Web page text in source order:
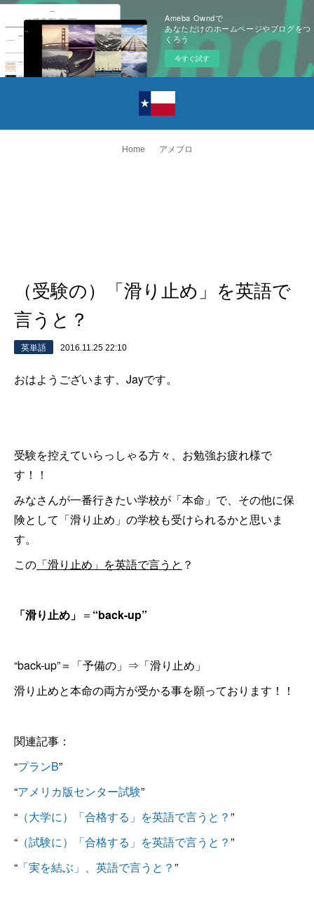
Ameba Owndで
あなただけのホームページやブログをつ
くろう
今すぐ試す
Home アメブロ
（受験の）「滑り止め」を英語で
言うと？
英単語 2016.11.25 22:10
おはようございます、Jayです。
受験を控えていらっしゃる方々、お勉強お疲れ様で
す！！
みなさんが一番行きたい学校が「本命」で、その他に保
険として「滑り止め」の学校も受けられるかと思いま
す。
この 「滑り止め」を英語で言うと ？
「滑り止め」 ＝ “back-up”
“back-up”＝「予備の」⇒「滑り止め」
滑り止めと本命の両方が受かる事を願っております！！
関連記事：
“プランB”
“アメリカ版センター試験”
“ （大学に）「合格する」を英語で言うと？”
“ （試験に）「合格する」を英語で言うと？”
“ 「実を結ぶ」、英語で言うと？”